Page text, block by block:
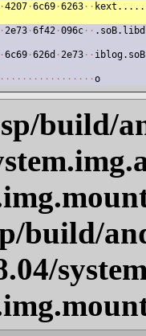
·4207 ·6c69 ·6263 · ·
·2e73 ·6f42 ·096c · ·
·6c69 ·626d ·2e73 · ·
· · · · · · · · · · · · · · · · ·o
build/
build/